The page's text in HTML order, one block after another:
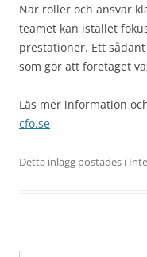
När roller och ansvar
teamet kan istället
prestationer. Ett
som gör att företaget
Läs mer information
cfo.se
Detta inlägg postades i